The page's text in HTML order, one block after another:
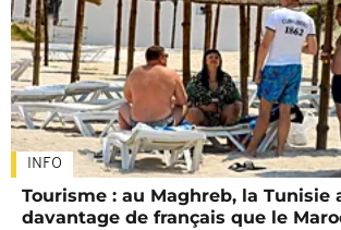
INFO
Tourisme : au Maghreb, la Tunisie
davantage de français que le